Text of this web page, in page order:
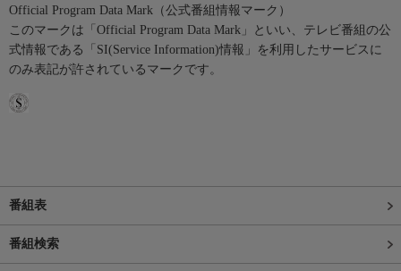
Official Program Data Mark（公式番組情報マーク）
このマークは「Official Program Data Mark」といい、テレビ番組の公
式情報である「SI(Service Information)情報」を利用したサービスに
のみ表記が許されているマークです。
番組表
番組検索